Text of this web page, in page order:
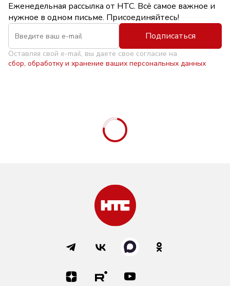
Еженедельная рассылка от НТС. Всё самое важное и
нужное в одном письме. Присоединяйтесь!
Подписаться
Оставляя свой e-mail, вы даете свое согласие на
сбор, обработку и хранение ваших персональных данных